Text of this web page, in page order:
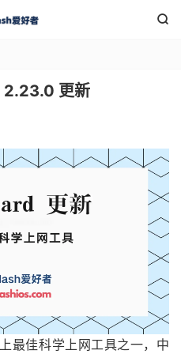

2.23.0 更新
最佳科学上网工具之一，中